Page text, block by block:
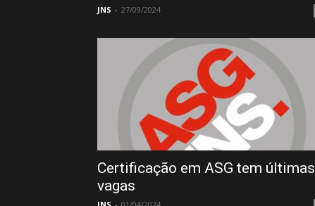
JNS - 27/09/2024
Certificação em ASG tem últimas
vagas